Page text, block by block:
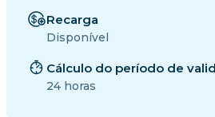
Recarga
Disponível
Cálculo do período de
24 horas